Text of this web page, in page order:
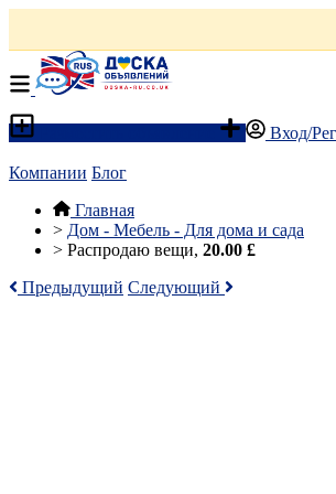
Вход/
Компании Блог
Главная
> Дом - Мебель - Для дома и сада
> Распродаю вещи, 20.00 £
Предыдущий Следующий